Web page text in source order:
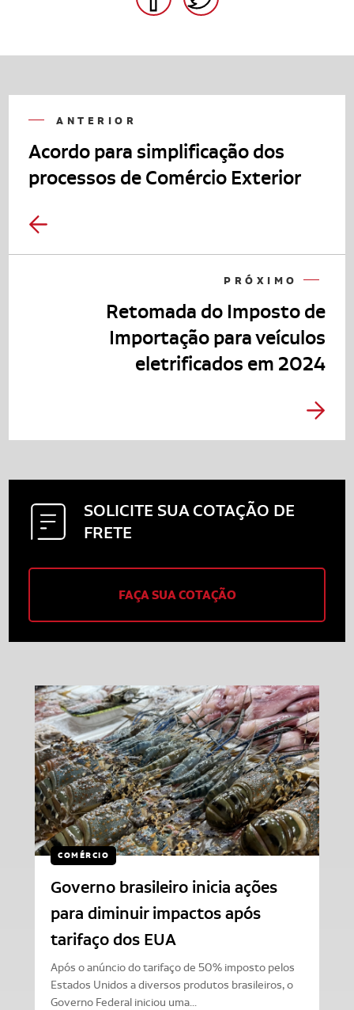
ANTERIOR
Acordo para simplificação dos
processos de Comércio Exterior
PRÓXIMO
Retomada do Imposto de
Importação para veículos
eletrificados em 2024
SOLICITE SUACOTAÇÃO DE
FRETE
FAÇA SUA COTAÇÃO
COMÉRCIO
Governo brasileiro inicia ações
para diminuir impactos após
tarifaço dos EUA
Após o anúncio do tarifaço de 50% imposto pelos
Estados Unidos a diversos produtos brasileiros, o
Governo Federal iniciou uma...